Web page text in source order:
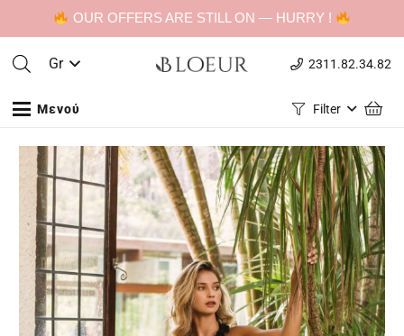
OUR OFFERS ARE STILL ON — HURRY !
Gr 2311.82.34.82
Μενού Filter